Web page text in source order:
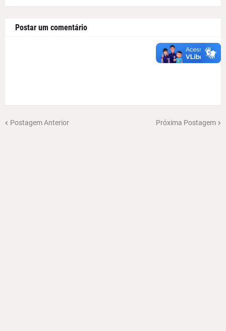
Postar um comentário
Postagem Anterior Próxima Postagem